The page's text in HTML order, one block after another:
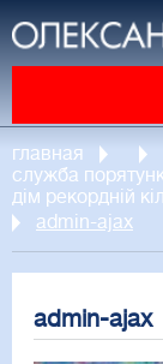
главная
служба
дім рекордній
admin-ajax
admin-ajax